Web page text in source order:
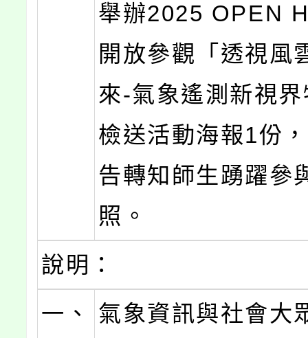
舉辦2025 OPEN
開放參觀「透視風
來-氣象遙測新視
檢送活動海報1份
告轉知師生踴躍參
照。
說明：
一、
氣象資訊與社會大